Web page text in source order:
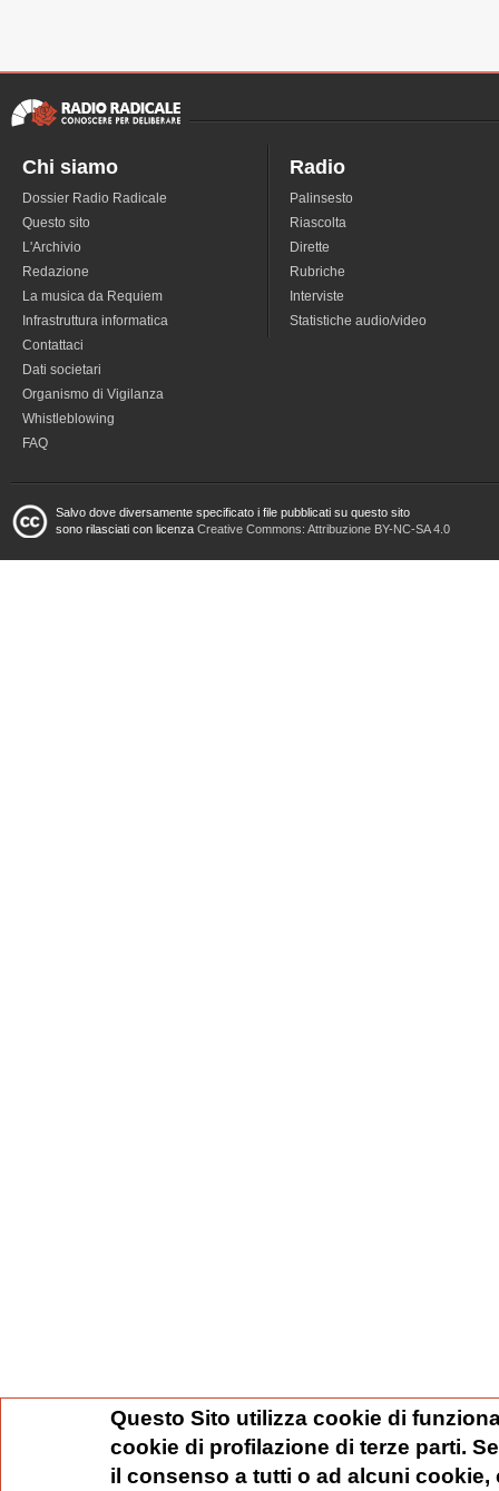
Chi siamo
Dossier Radio Radicale
Questo sito
L'Archivio
Redazione
La musica da Requiem
Infrastruttura informatica
Contattaci
Dati societari
Organismo di Vigilanza
Whistleblowing
FAQ
Radio
Palinsesto
Riascolta
Dirette
Rubriche
Interviste
Statistiche audio/video
Salvo dove diversamente specificato i file pubblicati su questo sito
sono rilasciati con licenza Creative Commons: Attribuzione BY-NC-SA 4.0
Questo Sito utilizza cookie di
cookie di profilazione di terze parti.
il consenso a tutti o ad alcuni